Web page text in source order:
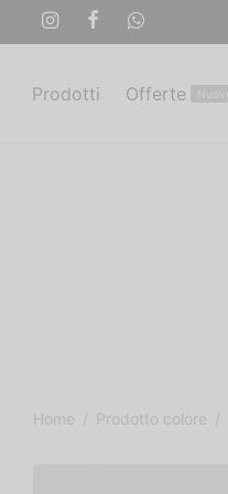
Prodotti Offerte
Home / Prodotto colore /